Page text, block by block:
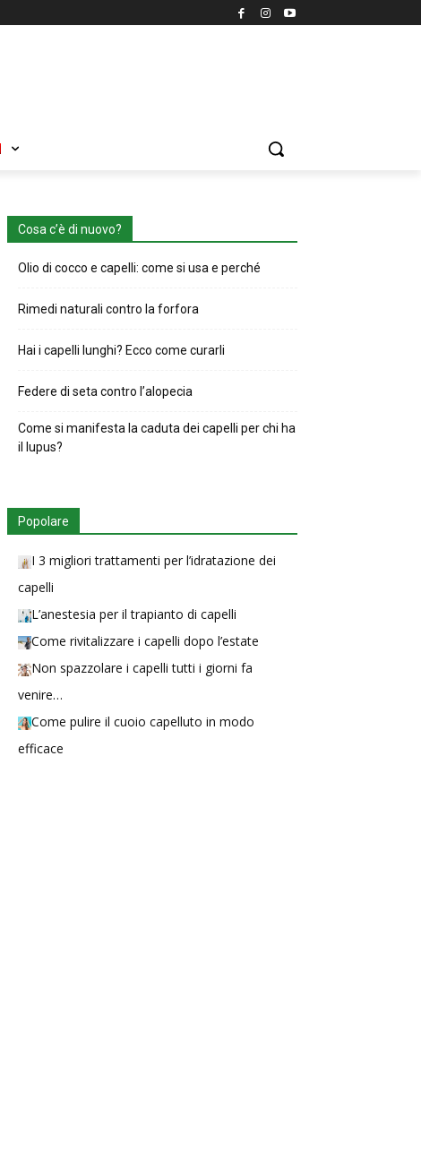
Cosa c’è di nuovo?
Olio di cocco e capelli: come si usa e perché
Rimedi naturali contro la forfora
Hai i capelli lunghi? Ecco come curarli
Federe di seta contro l’alopecia
Come si manifesta la caduta dei capelli per chi ha
il lupus?
Popolare
I 3 migliori trattamenti per l’idratazione dei
capelli
L’anestesia per il trapianto di capelli
Come rivitalizzare i capelli dopo l’estate
Non spazzolare i capelli tutti i giorni fa
venire…
Come pulire il cuoio capelluto in modo
efficace